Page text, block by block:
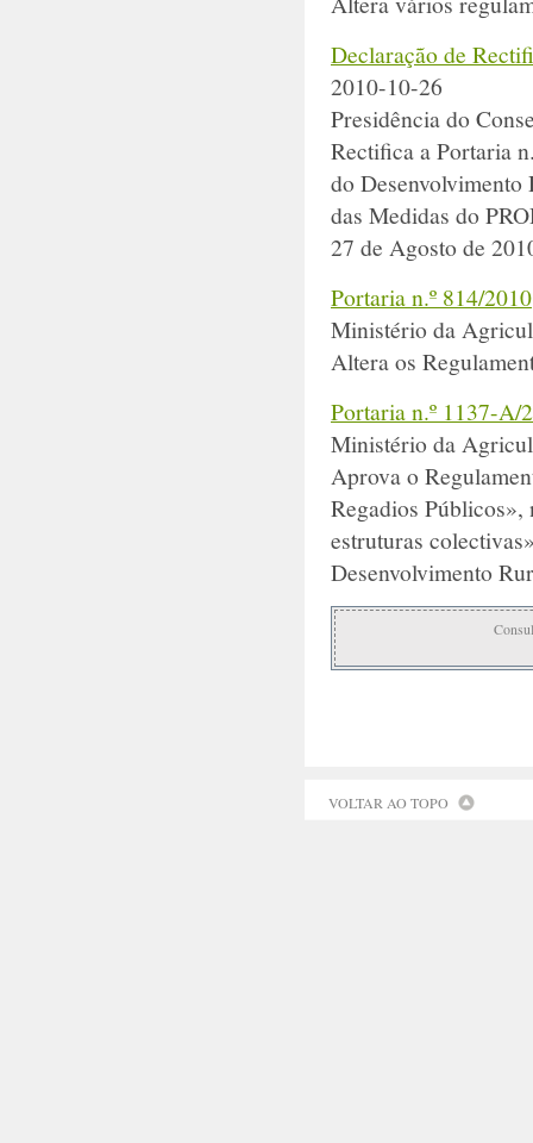
Declaração de
2010-10-26
Presidência do
Rectifica a Portaria
do Desenvolvimento
das Medidas do
27 de Agosto de
Portaria n.º 814/2010
Ministério da
Altera os
Portaria n.º 1137-A/
Ministério da
Aprova o
Regadios
estruturas
Desenvolvimento
VOLTAR AO TOPO